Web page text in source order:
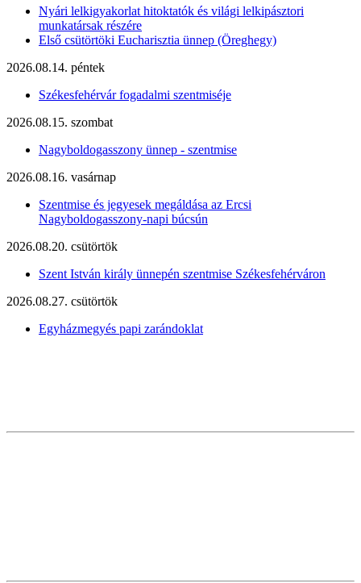
Nyári lelkigyakorlat hitoktatók és világi lelkipásztori
munkatársak részére
Első csütörtöki Eucharisztia ünnep (Öreghegy)
2026.08.14. péntek
Székesfehérvár fogadalmi szentmiséje
2026.08.15. szombat
Nagyboldogasszony ünnep - szentmise
2026.08.16. vasárnap
Szentmise és jegyesek megáldása az Ercsi
Nagyboldogasszony-napi búcsún
2026.08.20. csütörtök
Szent István király ünnepén szentmise Székesfehérváron
2026.08.27. csütörtök
Egyházmegyés papi zarándoklat